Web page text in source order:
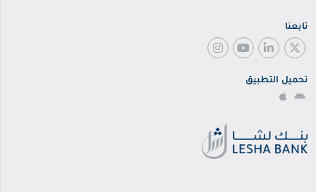
تابعنا
تحميل التطبيق